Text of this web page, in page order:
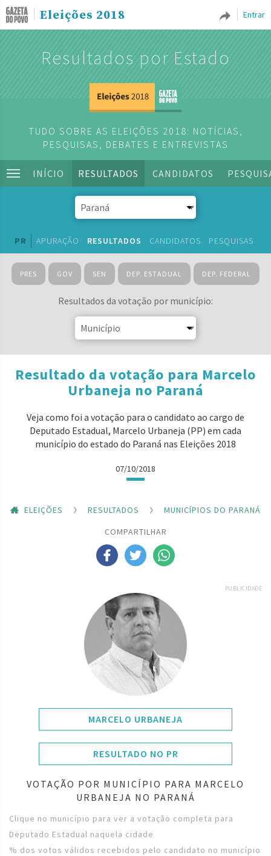
Entrar
Eleições 2018
Resultados por Estado
TUDO SOBRE AS ELEIÇÕES 2018: NOTÍCIAS,
PESQUISAS, DEBATES E ENTREVISTAS
INÍCIO RESULTADOS CANDIDATOS
PR APURAÇÃO RESULTADOS CANDIDATOS PESQUISAS
PRES GOV SEN DEP. ESTADUAL DEP. FEDERAL
Resultados da votação por município:
Resultado da votação para Marcelo
Urbaneja no Paraná
Veja como foi a votação para o candidato ao cargo de
Deputado Estadual, Marcelo Urbaneja (PP) em cada
município do estado do Paraná nas Eleições 2018
07/10/2018
ELEIÇÕES RESULTADOS
MUNICÍPIOS DO PARANÁ
COMPARTILHAR
PUBLICIDADE
MARCELO URBANEJA
RESULTADO NO PR
VOTAÇÃO POR MUNICÍPIO PARA MARCELO
URBANEJA NO PARANÁ
Clique no município para ver a votação completa para
Deputado Estadual naquela cidade
% dos votos válidos recebidos pelo candidato no município